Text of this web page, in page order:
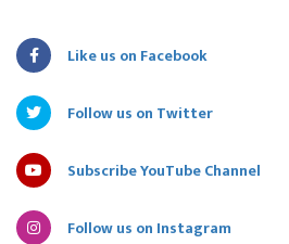
Like us on Facebook
Follow us on Twitter
Subscribe YouTube Channel
Follow us on Instagram